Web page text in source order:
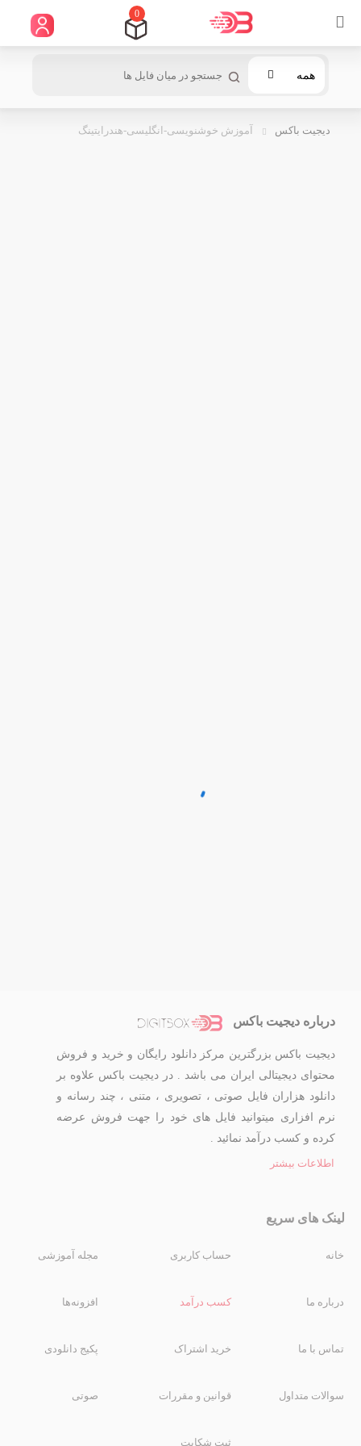
0
همه
دیجیت باکس آموزش خوشنویسی-انگلیسی-هندرایتینگ
درباره دیجیت باکس
دیجیت باکس بزرگترین مرکز دانلود رایگان و خرید و فروش
محتوای دیجیتالی ایران می باشد . در دیجیت باکس علاوه بر
دانلود هزاران فایل صوتی ، تصویری ، متنی ، چند رسانه و
نرم افزاری میتوانید فایل های خود را جهت فروش عرضه
کرده و کسب درآمد نمائید .
اطلاعات بیشتر
لینک های سریع
خانه
درباره ما
تماس با ما
سوالات متداول
حساب کاربری
کسب درآمد
خرید اشتراک
قوانین و مقررات
ثبت شکایت
مجله آموزشی
افزونه‌ها
پکیج دانلودی
صوتی